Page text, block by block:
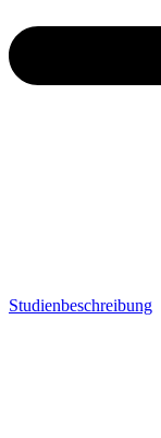
Studienbeschreibung